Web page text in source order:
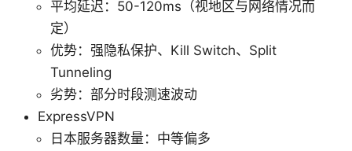
平均延迟：50-120ms（视地区与网络情况而
定）
优势：强隐私保护、Kill Switch、Split
Tunneling
劣势：部分时段测速波动
ExpressVPN
日本服务器数量：中等偏多